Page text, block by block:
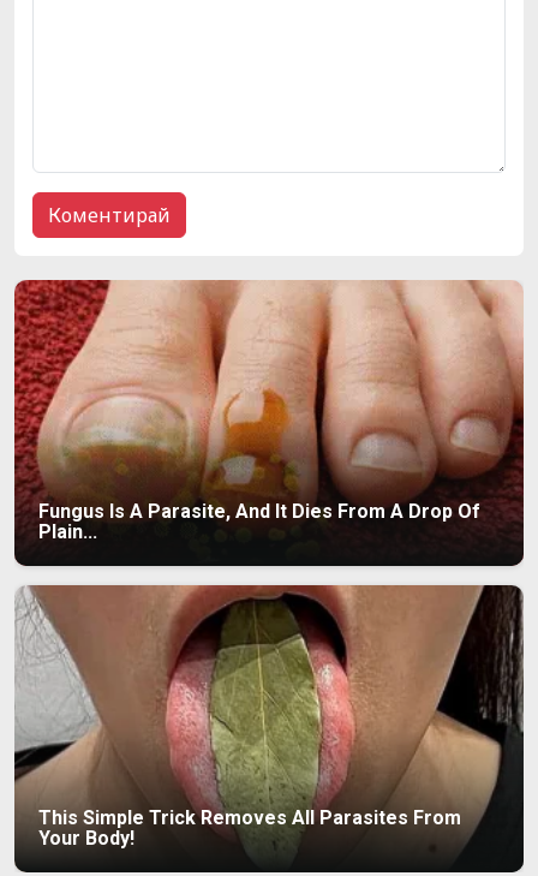
Fungus Is A Parasite, And It Dies From A Drop Of
Plain...
This Simple Trick Removes All Parasites From
Your Body!